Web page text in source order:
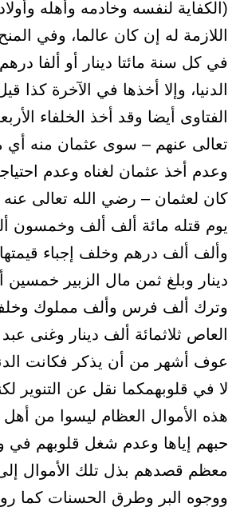
(الكفاية لنفسه وخادمه وأهله
اللازمة له إن كان عالما، وفي
في كل سنة مائتا دينار أو ألفا
الدنيا، وإلا أخذها في الآخرة كذا
الفتاوى أيضا وقد أخذ الخلفاء
تعالى عنهم – سوى عثمان منه أي
وعدم أخذ عثمان لغناه وعدم
كان لعثمان – رضي الله تعالى
يوم قتله مائة ألف ألف وخمسون
وألف ألف درهم وخلف إجباء قيمتها
دينار وبلغ ثمن مال الزبير خمسين
وترك ألف فرس وألف مملوك
العاص ثلاثمائة ألف دينار وغنى
عوف أشهر من أن يذكر فكانت
لا في قلوبهمكما نقل عن التنوير
هذه الأموال العظام ليسوا من أهل
حبهم إياها وعدم شغل قلوبهم في
معظم قصدهم بذل تلك الأموال
ووجوه البر وطرق الحسنات كما